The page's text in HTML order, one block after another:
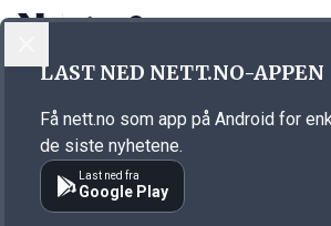
Annonsørinnhold
LAST NED NETT.NO-APPEN
Få nett.no som app på Android for
de siste nyhetene.
Last ned fra
Google Play